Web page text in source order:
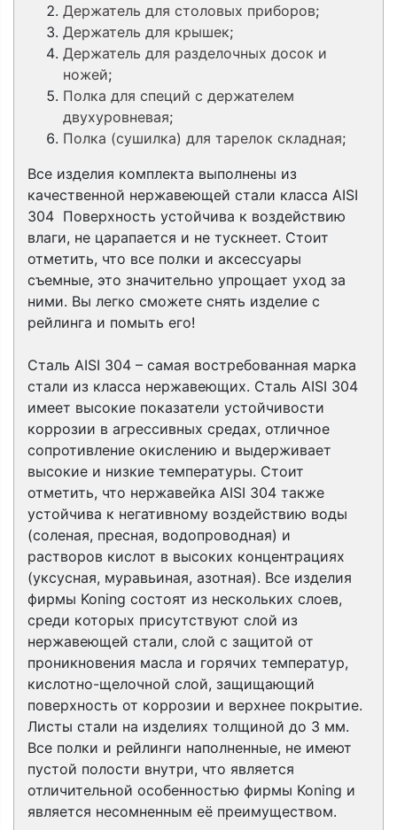
Держатель для столовых приборов;
Держатель для крышек;
Держатель для разделочных досок и
ножей;
Полка для специй с держателем
двухуровневая;
Полка (сушилка) для тарелок складная;
Все изделия комплекта выполнены из
качественной нержавеющей стали класса AISI
304 Поверхность устойчива к воздействию
влаги, не царапается и не тускнеет. Стоит
отметить, что все полки и аксессуары
съемные, это значительно упрощает уход за
ними. Вы легко сможете снять изделие с
рейлинга и помыть его!
Сталь AISI 304 – самая востребованная марка
стали из класса нержавеющих. Сталь AISI 304
имеет высокие показатели устойчивости
коррозии в агрессивных средах, отличное
сопротивление окислению и выдерживает
высокие и низкие температуры. Стоит
отметить, что нержавейка AISI 304 также
устойчива к негативному воздействию воды
(соленая, пресная, водопроводная) и
растворов кислот в высоких концентрациях
(уксусная, муравьиная, азотная). Все изделия
фирмы Koning состоят из нескольких слоев,
среди которых присутствуют слой из
нержавеющей стали, слой с защитой от
проникновения масла и горячих температур,
кислотно-щелочной слой, защищающий
поверхность от коррозии и верхнее покрытие.
Листы стали на изделиях толщиной до 3 мм.
Все полки и рейлинги наполненные, не имеют
пустой полости внутри, что является
отличительной особенностью фирмы Koning и
является несомненным её преимуществом.